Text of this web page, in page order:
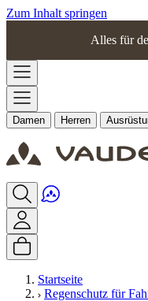
Zum Inhalt springen
Alles für
Damen Herren
Startseite
Regenschutz für